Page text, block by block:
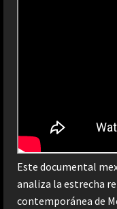
Este documental
analiza la estrecha
contemporánea de